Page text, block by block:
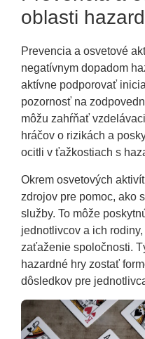
oblasti
Prevencia a osvetové
negatívnym dopadom
aktívne podporovať
pozornosť na
môžu zahŕňať
hráčov o rizikách a
ocitli v ťažkostiach s
Okrem osvetových
zdrojov pre pomoc, ako
služby. To môže
jednotlivcov a ich
zaťaženie spoločnosti.
hazardné hry zostať
dôsledkov pre